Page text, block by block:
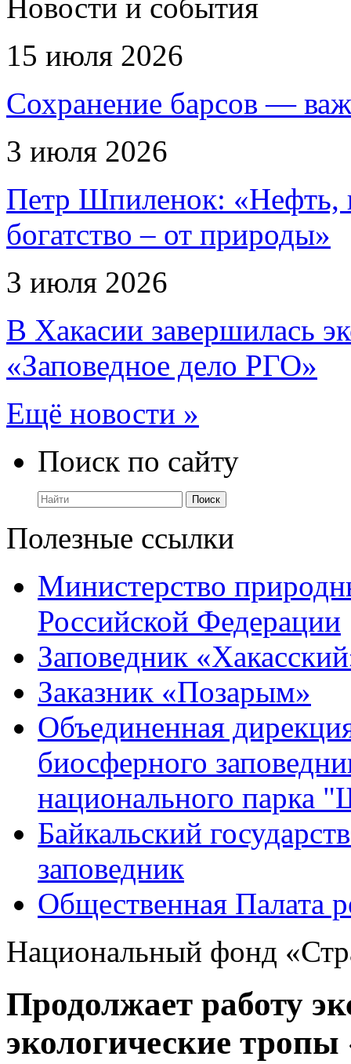
Новости и события
15 июля 2026
Сохранение барсов —
3 июля 2026
Петр Шпиленок: «Нефть,
богатство – от природы»
3 июля 2026
В Хакасии завершилась
«Заповедное дело РГО»
Ещё новости »
Поиск по сайту
Полезные ссылки
Министерство
Российской Федерации
Заповедник
Заказник «Позарым»
Объединенная
биосферного
национального парка
Байкальский
заповедник
Общественная Палата
Национальный фонд
Продолжает работу
экологические